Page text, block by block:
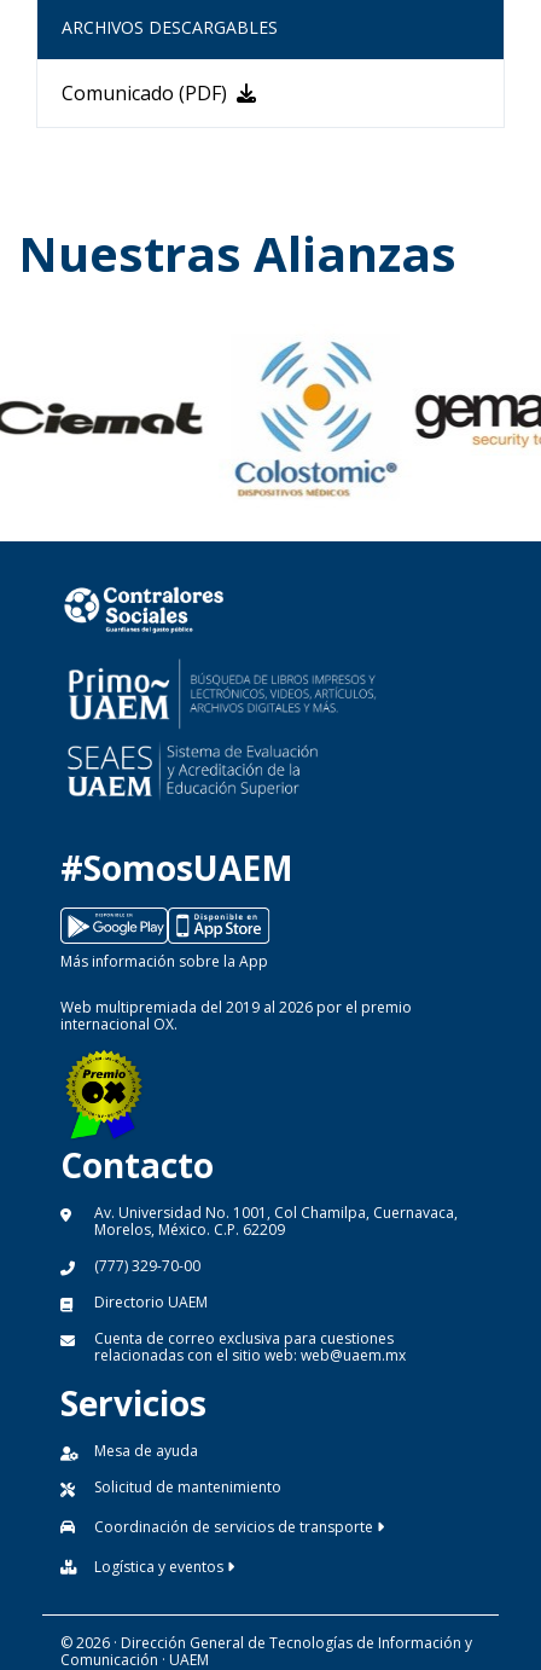
ARCHIVOS DESCARGABLES
Comunicado (PDF)
Nuestras Alianzas
#SomosUAEM
Más información sobre la App
Web multipremiada del 2019 al 2026 por el premio
internacional OX.
Contacto
Av. Universidad No. 1001, Col Chamilpa, Cuernavaca,
Morelos, México. C.P. 62209
(777) 329-70-00
Directorio UAEM
Cuenta de correo exclusiva para cuestiones
relacionadas con el sitio web: web@uaem.mx
Servicios
Mesa de ayuda
Solicitud de mantenimiento
Coordinación de servicios de transporte
Logística y eventos
© 2026 · Dirección General de Tecnologías de Información y
Comunicación · UAEM